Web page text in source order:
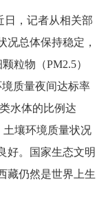
日，记者从相关部
况总体保持稳定，
粒物（PM2.5）
质量夜间达标率
水体的比例达
土壤环境质量状况
好。国家生态文明
藏仍然是世界上生